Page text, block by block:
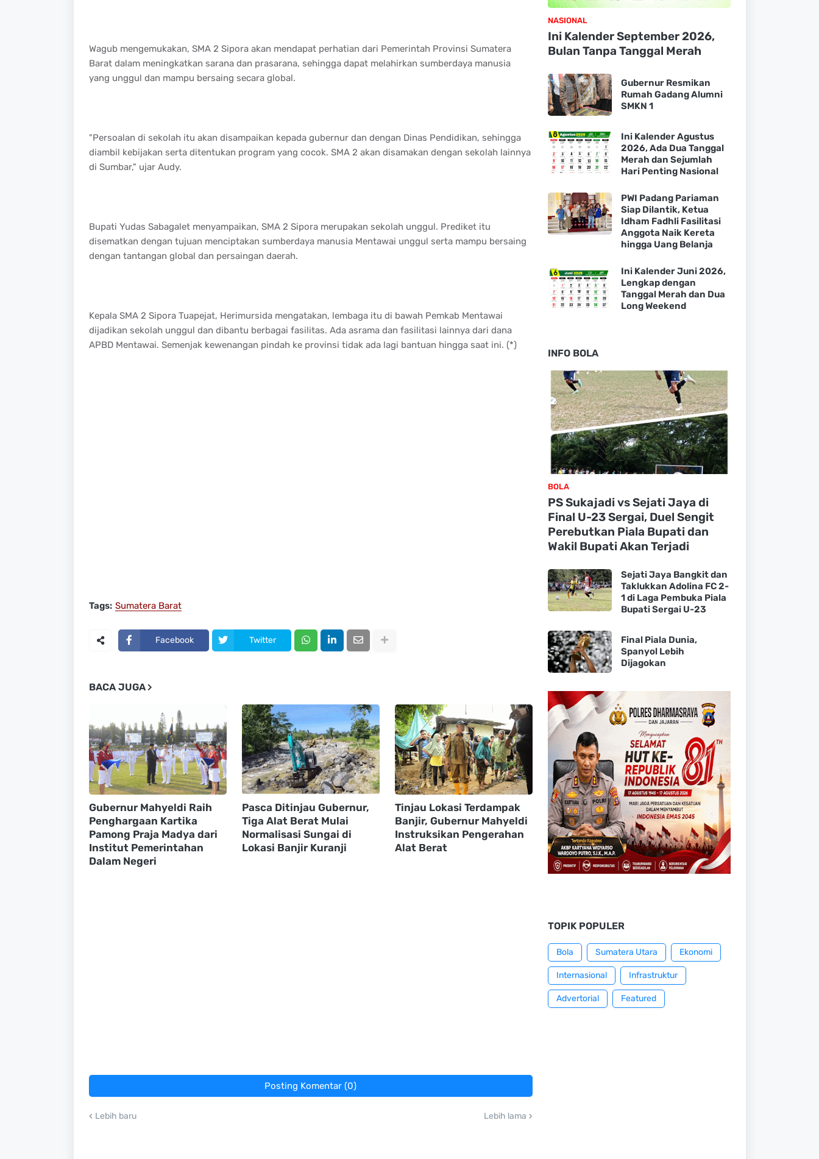
Wagub mengemukakan, SMA 2 Sipora akan mendapat perhatian dari Pemerintah Provinsi Sumatera
Barat dalam meningkatkan sarana dan prasarana, sehingga dapat melahirkan sumberdaya manusia
yang unggul dan mampu bersaing secara global.
"Persoalan di sekolah itu akan disampaikan kepada gubernur dan dengan Dinas Pendidikan, sehingga
diambil kebijakan serta ditentukan program yang cocok. SMA 2 akan disamakan dengan sekolah lainnya
di Sumbar," ujar Audy.
Bupati Yudas Sabagalet menyampaikan, SMA 2 Sipora merupakan sekolah unggul. Prediket itu
disematkan dengan tujuan menciptakan sumberdaya manusia Mentawai unggul serta mampu bersaing
dengan tantangan global dan persaingan daerah.
Kepala SMA 2 Sipora Tuapejat, Herimursida mengatakan, lembaga itu di bawah Pemkab Mentawai
dijadikan sekolah unggul dan dibantu berbagai fasilitas. Ada asrama dan fasilitasi lainnya dari dana
APBD Mentawai. Semenjak kewenangan pindah ke provinsi tidak ada lagi bantuan hingga saat ini. (*)
Tags: Sumatera Barat
Facebook Twitter
BACA JUGA
Gubernur Mahyeldi Raih
Penghargaan Kartika
Pamong Praja Madya dari
Institut Pemerintahan
Dalam Negeri
Pasca Ditinjau Gubernur,
Tiga Alat Berat Mulai
Normalisasi Sungai di
Lokasi Banjir Kuranji
Tinjau Lokasi Terdampak
Banjir, Gubernur Mahyeldi
Instruksikan Pengerahan
Alat Berat
Posting Komentar (0)
Lebih baru Lebih lama
NASIONAL
Ini Kalender September 2026,
Bulan Tanpa Tanggal Merah
Gubernur Resmikan
Rumah Gadang Alumni
SMKN 1
Ini Kalender Agustus
2026, Ada Dua Tanggal
Merah dan Sejumlah
Hari Penting Nasional
PWI Padang Pariaman
Siap Dilantik, Ketua
Idham Fadhli Fasilitasi
Anggota Naik Kereta
hingga Uang Belanja
Ini Kalender Juni 2026,
Lengkap dengan
Tanggal Merah dan Dua
Long Weekend
INFO BOLA
BOLA
PS Sukajadi vs Sejati Jaya di
Final U-23 Sergai, Duel Sengit
Perebutkan Piala Bupati dan
Wakil Bupati Akan Terjadi
Sejati Jaya Bangkit dan
Taklukkan Adolina FC 2-
1 di Laga Pembuka Piala
Bupati Sergai U-23
Final Piala Dunia,
Spanyol Lebih
Dijagokan
TOPIK POPULER
Bola Sumatera Utara Ekonomi
Internasional Infrastruktur
Advertorial Featured